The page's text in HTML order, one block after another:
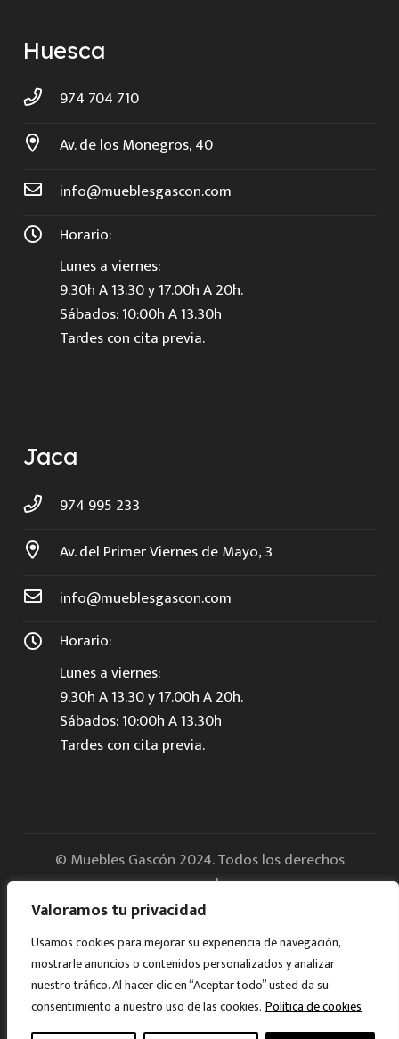
Valoramos tu privacidad
Usamos cookies para mejorar su experiencia de navegación,
mostrarle anuncios o contenidos personalizados y analizar
nuestro tráfico. Al hacer clic en “Aceptar todo” usted da su
consentimiento a nuestro uso de las cookies. Política de cookies
Huesca
974 704 710
Av. de los Monegros, 40
info@mueblesgascon.com
Horario:
Lunes a viernes:
9.30h A 13.30 y 17.00h A 20h.
Sábados: 10:00h A 13.30h
Tardes con cita previa.
Jaca
974 995 233
Av. del Primer Viernes de Mayo, 3
info@mueblesgascon.com
Horario:
Lunes a viernes:
9.30h A 13.30 y 17.00h A 20h.
Sábados: 10:00h A 13.30h
Tardes con cita previa.
© Muebles Gascón 2024. Todos los derechos
reservados.
Aviso legal
Política de Privacidad
Cookies